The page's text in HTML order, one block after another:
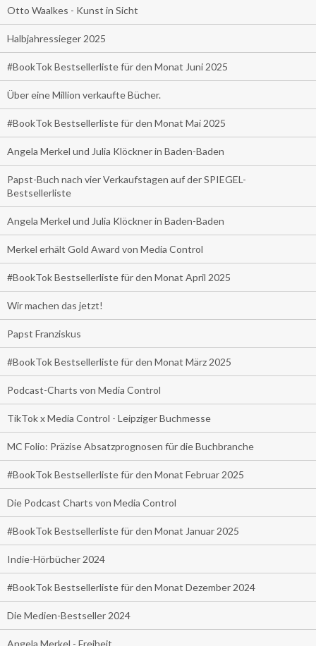
Otto Waalkes - Kunst in Sicht
Halbjahressieger 2025
#BookTok Bestsellerliste für den Monat Juni 2025
Über eine Million verkaufte Bücher.
#BookTok Bestsellerliste für den Monat Mai 2025
Angela Merkel und Julia Klöckner in Baden-Baden
Papst-Buch nach vier Verkaufstagen auf der SPIEGEL-
Bestsellerliste
Angela Merkel und Julia Klöckner in Baden-Baden
Merkel erhält Gold Award von Media Control
#BookTok Bestsellerliste für den Monat April 2025
Wir machen das jetzt!
Papst Franziskus
#BookTok Bestsellerliste für den Monat März 2025
Podcast-Charts von Media Control
TikTok x Media Control - Leipziger Buchmesse
MC Folio: Präzise Absatzprognosen für die Buchbranche
#BookTok Bestsellerliste für den Monat Februar 2025
Die Podcast Charts von Media Control
#BookTok Bestsellerliste für den Monat Januar 2025
Indie-Hörbücher 2024
#BookTok Bestsellerliste für den Monat Dezember 2024
Die Medien-Bestseller 2024
Angela Merkel - Freiheit